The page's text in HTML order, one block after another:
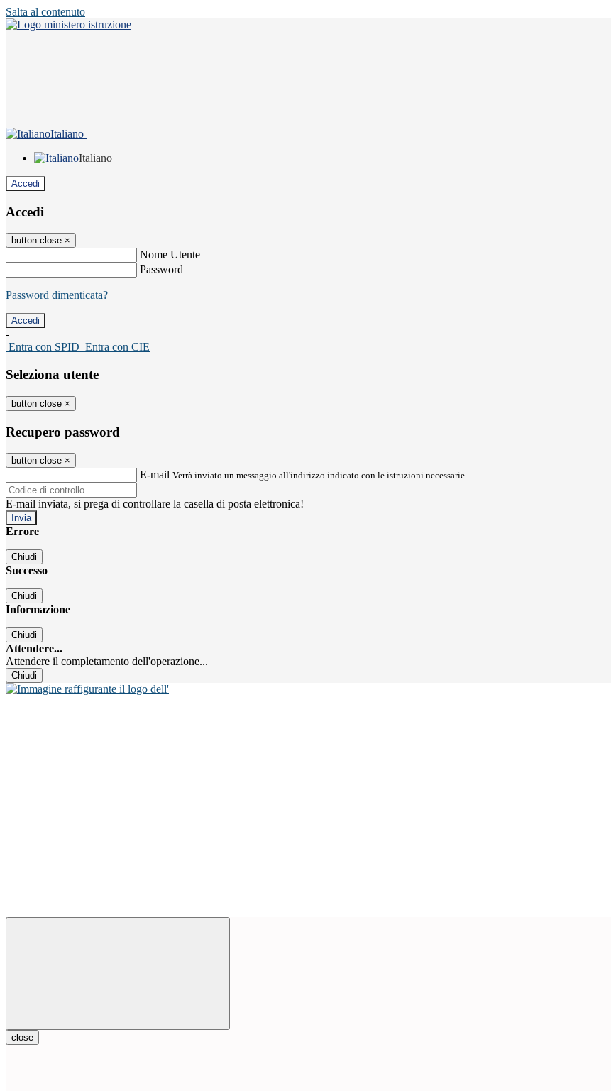
Salta al contenuto
Italiano
Italiano
Accedi
Accedi
button close ×
Nome Utente
Password
Password dimenticata?
-
Entra con SPID Entra con CIE
Seleziona utente
button close ×
Recupero password
button close ×
E-mail Verrà inviato un messaggio all'indirizzo indicato con le istruzioni necessarie.
E-mail inviata, si prega di controllare la casella di posta elettronica!
Errore
Chiudi
Successo
Chiudi
Informazione
Chiudi
Attendere...
Attendere il completamento dell'operazione...
Chiudi
close